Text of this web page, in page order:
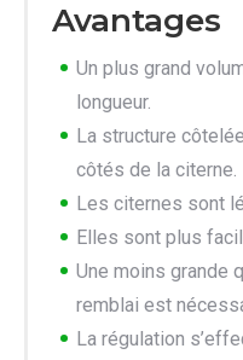
Avantages
Un plus grand
longueur.
La structure
côtés de la citerne.
Les citernes sont
Elles sont plus
Une moins grande
remblai est
La régulation